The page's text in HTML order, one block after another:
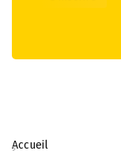
Accueil